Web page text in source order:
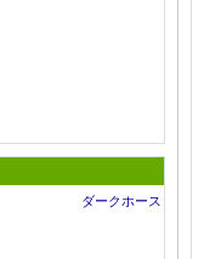
ダークホース